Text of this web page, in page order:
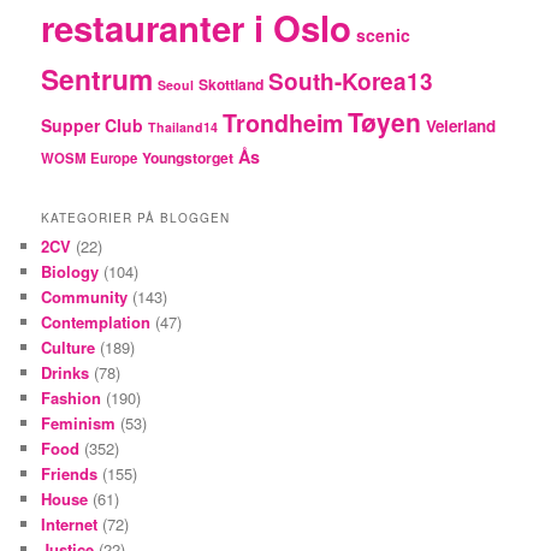
restauranter i Oslo scenic
Sentrum Seoul Skottland South-Korea13
Supper Club Thailand14 TrondheimTøyen Veierland
WOSM Europe Youngstorget Ås
KATEGORIER PÅ BLOGGEN
2CV (22)
Biology (104)
Community (143)
Contemplation (47)
Culture (189)
Drinks (78)
Fashion (190)
Feminism (53)
Food (352)
Friends (155)
House (61)
Internet (72)